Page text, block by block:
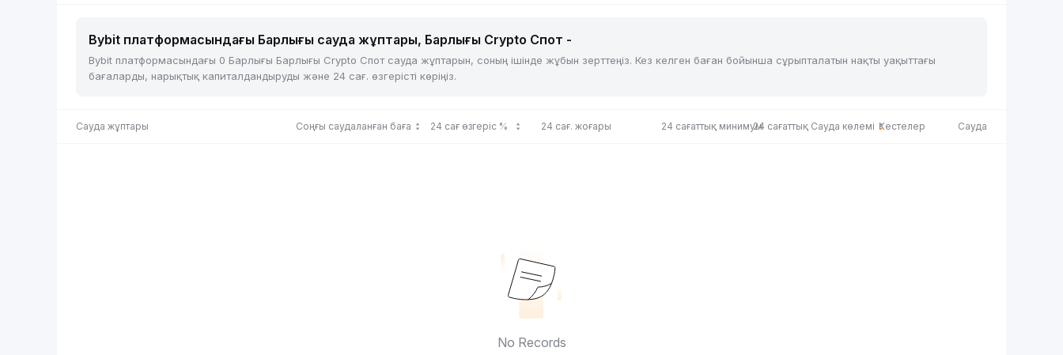
Bybit платформасындағы Барлығы сауда жұптары, Барлығы Crypto Спот -
Bybit платформасындағы 0 Барлығы Барлығы Crypto Спот сауда жұптарын, соның ішінде жұбын зерттеңіз. Кез келген баған бойынша сұрыпталатын нақты уақыттағы
бағаларды, нарықтық капиталдандыруды және 24 сағ. өзгерісті көріңіз.
Сауда жұптары Соңғы саудаланған баға 24 сағ өзгеріс % 24 сағ. жоғары 24 сағаттық минимум24 сағаттық Сауда көлемі Кестелер Сауда
No Records